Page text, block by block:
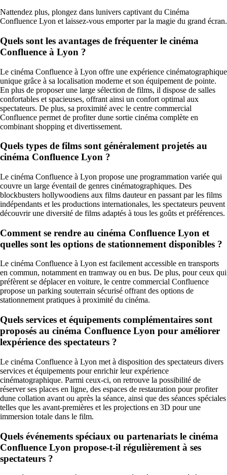
Nattendez plus, plongez dans lunivers captivant du Cinéma
Confluence Lyon et laissez-vous emporter par la magie du grand écran.
Quels sont les avantages de fréquenter le cinéma
Confluence à Lyon ?
Le cinéma Confluence à Lyon offre une expérience cinématographique
unique grâce à sa localisation moderne et son équipement de pointe.
En plus de proposer une large sélection de films, il dispose de salles
confortables et spacieuses, offrant ainsi un confort optimal aux
spectateurs. De plus, sa proximité avec le centre commercial
Confluence permet de profiter dune sortie cinéma complète en
combinant shopping et divertissement.
Quels types de films sont généralement projetés au
cinéma Confluence Lyon ?
Le cinéma Confluence à Lyon propose une programmation variée qui
couvre un large éventail de genres cinématographiques. Des
blockbusters hollywoodiens aux films dauteur en passant par les films
indépendants et les productions internationales, les spectateurs peuvent
découvrir une diversité de films adaptés à tous les goûts et préférences.
Comment se rendre au cinéma Confluence Lyon et
quelles sont les options de stationnement disponibles ?
Le cinéma Confluence à Lyon est facilement accessible en transports
en commun, notamment en tramway ou en bus. De plus, pour ceux qui
préfèrent se déplacer en voiture, le centre commercial Confluence
propose un parking souterrain sécurisé offrant des options de
stationnement pratiques à proximité du cinéma.
Quels services et équipements complémentaires sont
proposés au cinéma Confluence Lyon pour améliorer
lexpérience des spectateurs ?
Le cinéma Confluence à Lyon met à disposition des spectateurs divers
services et équipements pour enrichir leur expérience
cinématographique. Parmi ceux-ci, on retrouve la possibilité de
réserver ses places en ligne, des espaces de restauration pour profiter
dune collation avant ou après la séance, ainsi que des séances spéciales
telles que les avant-premières et les projections en 3D pour une
immersion totale dans le film.
Quels événements spéciaux ou partenariats le cinéma
Confluence Lyon propose-t-il régulièrement à ses
spectateurs ?